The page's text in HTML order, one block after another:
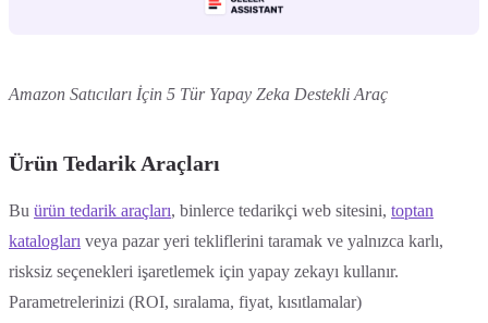
Amazon Satıcıları İçin 5 Tür Yapay Zeka Destekli Araç
Ürün Tedarik Araçları
Bu ürün tedarik araçları, binlerce tedarikçi web sitesini, toptan
katalogları veya pazar yeri tekliflerini taramak ve yalnızca karlı,
risksiz seçenekleri işaretlemek için yapay zekayı kullanır.
Parametrelerinizi (ROI, sıralama, fiyat, kısıtlamalar)